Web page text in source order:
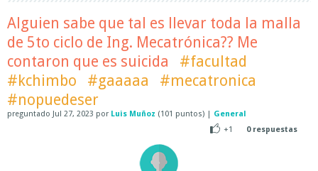
Alguien sabe que tal es llevar toda la malla
de 5to ciclo de Ing. Mecatrónica?? Me
contaron que es suicida
#facultad
#kchimbo
#gaaaaa
#mecatronica
#nopuedeser
preguntado Jul 27, 2023 por Luis Muñoz (101 puntos) | General
+1
0respuestas